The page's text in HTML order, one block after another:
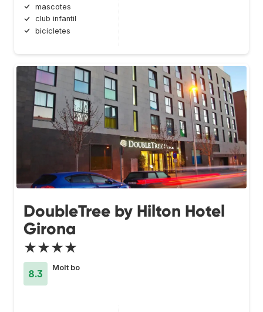
mascotes
club infantil
bicicletes
DoubleTree by Hilton Hotel
Girona
★★★★
8.3
Molt bo